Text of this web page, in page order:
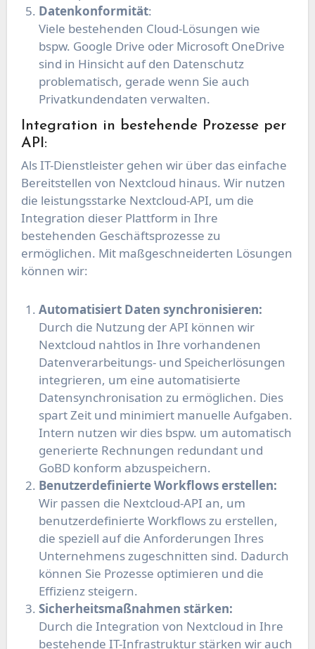
Datenkonformität:
Viele bestehenden Cloud-Lösungen wie
bspw. Google Drive oder Microsoft OneDrive
sind in Hinsicht auf den Datenschutz
problematisch, gerade wenn Sie auch
Privatkundendaten verwalten.
Integration in bestehende Prozesse per
API:
Als IT-Dienstleister gehen wir über das einfache
Bereitstellen von Nextcloud hinaus. Wir nutzen
die leistungsstarke Nextcloud-API, um die
Integration dieser Plattform in Ihre
bestehenden Geschäftsprozesse zu
ermöglichen. Mit maßgeschneiderten Lösungen
können wir:
Automatisiert Daten synchronisieren:
Durch die Nutzung der API können wir
Nextcloud nahtlos in Ihre vorhandenen
Datenverarbeitungs- und Speicherlösungen
integrieren, um eine automatisierte
Datensynchronisation zu ermöglichen. Dies
spart Zeit und minimiert manuelle Aufgaben.
Intern nutzen wir dies bspw. um automatisch
generierte Rechnungen redundant und
GoBD konform abzuspeichern.
Benutzerdefinierte Workflows erstellen:
Wir passen die Nextcloud-API an, um
benutzerdefinierte Workflows zu erstellen,
die speziell auf die Anforderungen Ihres
Unternehmens zugeschnitten sind. Dadurch
können Sie Prozesse optimieren und die
Effizienz steigern.
Sicherheitsmaßnahmen stärken:
Durch die Integration von Nextcloud in Ihre
bestehende IT-Infrastruktur stärken wir auch